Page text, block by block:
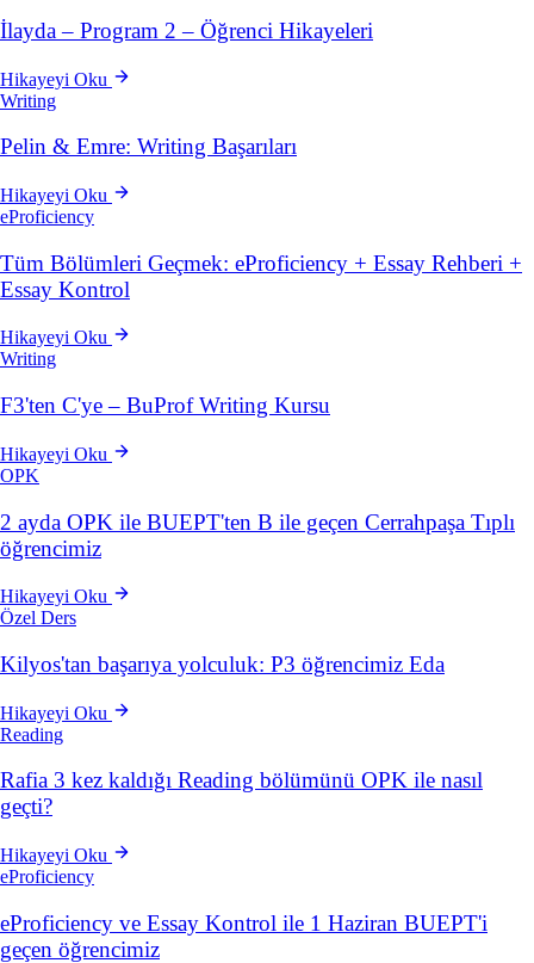
İlayda – Program 2 – Öğrenci Hikayeleri
Hikayeyi Oku
Writing
Pelin & Emre: Writing Başarıları
Hikayeyi Oku
eProficiency
Tüm Bölümleri Geçmek: eProficiency + Essay Rehberi +
Essay Kontrol
Hikayeyi Oku
Writing
F3'ten C'ye – BuProf Writing Kursu
Hikayeyi Oku
OPK
2 ayda OPK ile BUEPT'ten B ile geçen Cerrahpaşa Tıplı
öğrencimiz
Hikayeyi Oku
Özel Ders
Kilyos'tan başarıya yolculuk: P3 öğrencimiz Eda
Hikayeyi Oku
Reading
Rafia 3 kez kaldığı Reading bölümünü OPK ile nasıl
geçti?
Hikayeyi Oku
eProficiency
eProficiency ve Essay Kontrol ile 1 Haziran BUEPT'i
geçen öğrencimiz